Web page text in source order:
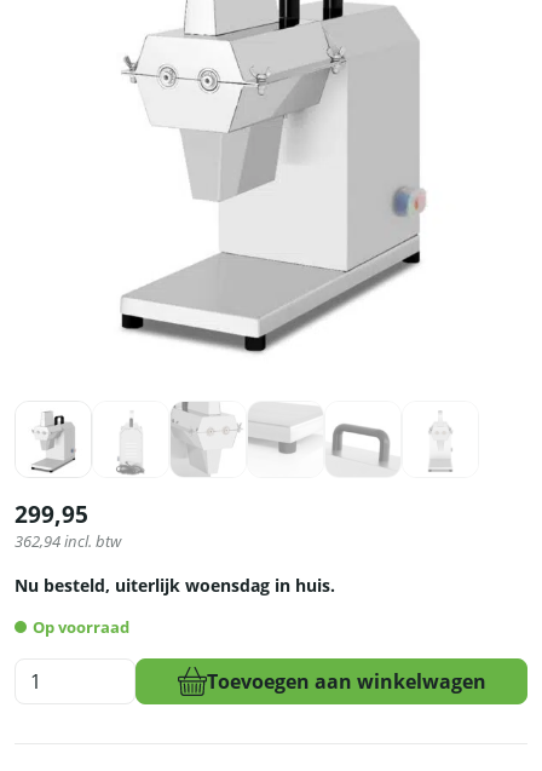
299,95
362,94incl. btw
Nu besteld, uiterlijk woensdag in huis.
Op voorraad
HCB
Vleesvermalser
Toevoegen aan winkelwagen